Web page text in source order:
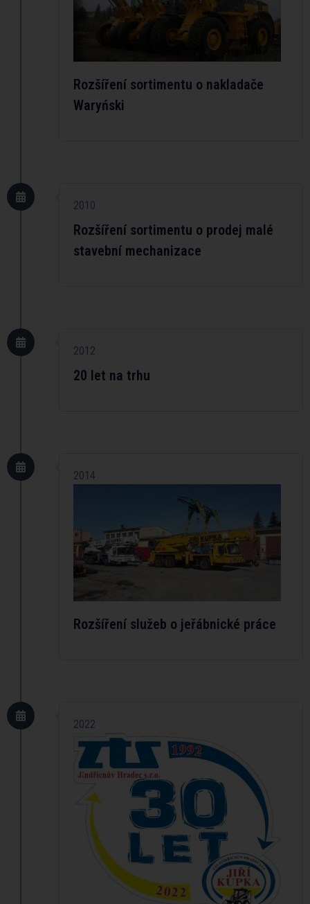
Rozšíření sortimentu o nakladače
Waryński
2010
Rozšíření sortimentu o prodej malé
stavební mechanizace
2012
20 let na trhu
2014
Rozšíření služeb o jeřábnické práce
2022